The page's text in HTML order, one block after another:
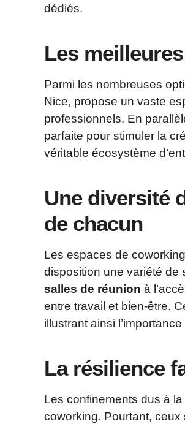
dédiés.
Les
Parmi les nombreuses
Nice, propose un vaste
professionnels. En
parfaite pour stimuler la
véritable écosystème
Une diversité
de chacun
Les espaces de
disposition une variété de
salles de réunion à
entre travail et bien-être.
illustrant ainsi
La résilience
Les confinements dus à
coworking. Pourtant, ceux